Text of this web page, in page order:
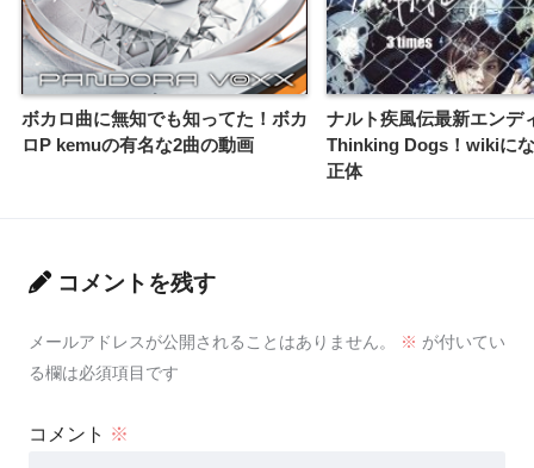
ボカロ曲に無知でも知ってた！ボカ
ロP kemuの有名な2曲の動画
ナルト疾風伝最新エンデ
Thinking Dogs！wikiに
正体
コメントを残す
メールアドレスが公開されることはありません。 ※ が付いてい
る欄は必須項目です
コメント ※